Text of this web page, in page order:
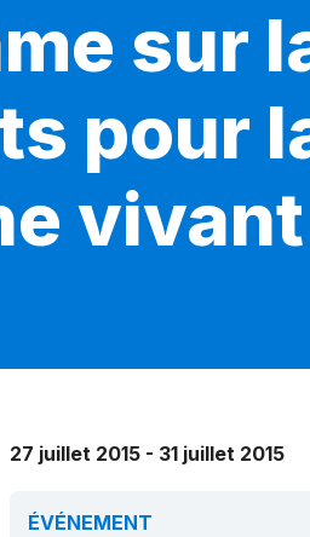
sur
pour
vivant
27 juillet 2015 - 31 juillet 2015
ÉVÉNEMENT